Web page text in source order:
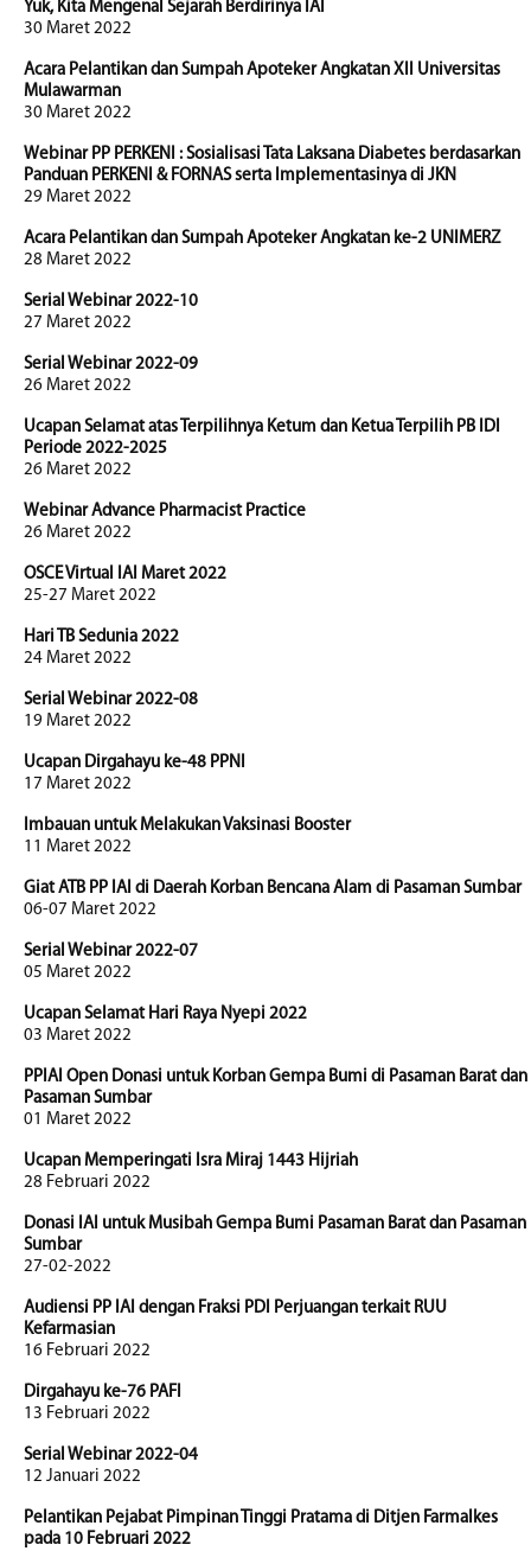
Yuk, Kita Mengenal Sejarah Berdirinya IAI
30 Maret 2022
Acara Pelantikan dan Sumpah Apoteker Angkatan XII Universitas
Mulawarman
30 Maret 2022
Webinar PP PERKENI : Sosialisasi Tata Laksana Diabetes berdasarkan
Panduan PERKENI & FORNAS serta Implementasinya di JKN
29 Maret 2022
Acara Pelantikan dan Sumpah Apoteker Angkatan ke-2 UNIMERZ
28 Maret 2022
Serial Webinar 2022-10
27 Maret 2022
Serial Webinar 2022-09
26 Maret 2022
Ucapan Selamat atas Terpilihnya Ketum dan Ketua Terpilih PB IDI
Periode 2022-2025
26 Maret 2022
Webinar Advance Pharmacist Practice
26 Maret 2022
OSCE Virtual IAI Maret 2022
25-27 Maret 2022
Hari TB Sedunia 2022
24 Maret 2022
Serial Webinar 2022-08
19 Maret 2022
Ucapan Dirgahayu ke-48 PPNI
17 Maret 2022
Imbauan untuk Melakukan Vaksinasi Booster
11 Maret 2022
Giat ATB PP IAI di Daerah Korban Bencana Alam di Pasaman Sumbar
06-07 Maret 2022
Serial Webinar 2022-07
05 Maret 2022
Ucapan Selamat Hari Raya Nyepi 2022
03 Maret 2022
PPIAI Open Donasi untuk Korban Gempa Bumi di Pasaman Barat dan
Pasaman Sumbar
01 Maret 2022
Ucapan Memperingati Isra Miraj 1443 Hijriah
28 Februari 2022
Donasi IAI untuk Musibah Gempa Bumi Pasaman Barat dan Pasaman
Sumbar
27-02-2022
Audiensi PP IAI dengan Fraksi PDI Perjuangan terkait RUU
Kefarmasian
16 Februari 2022
Dirgahayu ke-76 PAFI
13 Februari 2022
Serial Webinar 2022-04
12 Januari 2022
Pelantikan Pejabat Pimpinan Tinggi Pratama di Ditjen Farmalkes
pada 10 Februari 2022